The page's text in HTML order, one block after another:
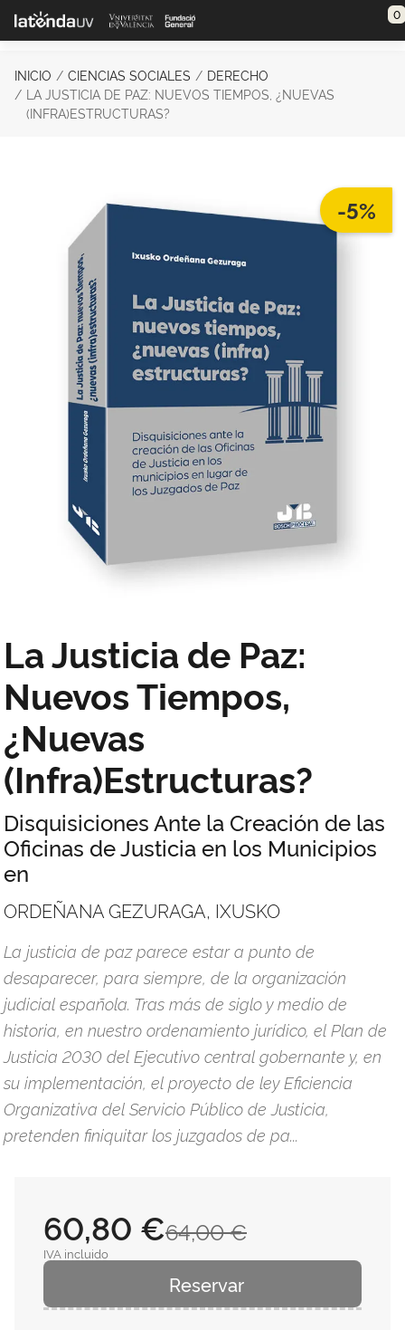
Saltar al contenido principal 0
INICIO CIENCIAS SOCIALES
DERECHO
LA JUSTICIA DE PAZ: NUEVOS TIEMPOS, ¿NUEVAS
(INFRA)ESTRUCTURAS?
-5%
La Justicia de Paz:
Nuevos Tiempos,
¿Nuevas
(Infra)Estructuras?
Disquisiciones Ante la Creación de las
Oficinas de Justicia en los Municipios
en
ORDEÑANA GEZURAGA, IXUSKO
La justicia de paz parece estar a punto de
desaparecer, para siempre, de la organización
judicial española. Tras más de siglo y medio de
historia, en nuestro ordenamiento jurídico, el Plan de
Justicia 2030 del Ejecutivo central gobernante y, en
su implementación, el proyecto de ley Eficiencia
Organizativa del Servicio Público de Justicia,
pretenden finiquitar los juzgados de pa...
64,00 €
60,80 €
IVA incluido
Reservar